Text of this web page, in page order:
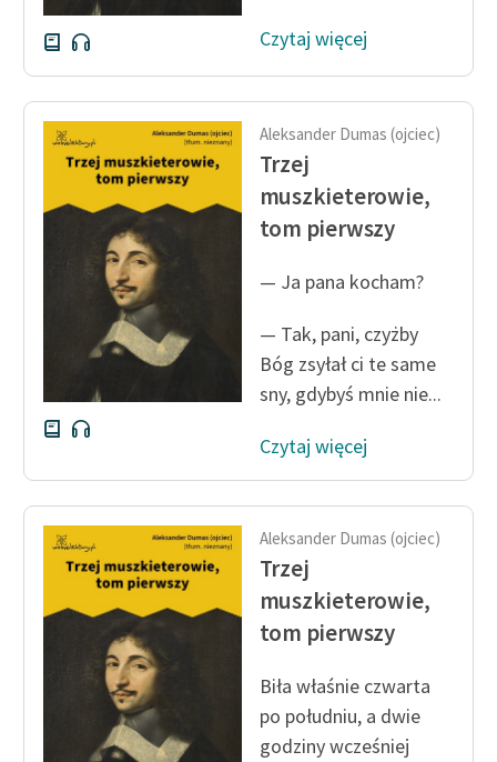
Logotypy
Materiały promocyjne
Polityka prywatności
Regulamin biblioteki
Dane fundacji i
sprawozdania finansowe
Regulamin darowizn
Informacja o treściach
wrażliwych
Deklaracja dostępności
Czytaj więcej
Aleksander Dumas (ojciec)
Trzej
muszkieterowie,
tom pierwszy
— Ja pana kocham?
— Tak, pani, czyżby
Bóg zsyłał ci te same
sny, gdybyś mnie nie...
Czytaj więcej
Aleksander Dumas (ojciec)
Trzej
muszkieterowie,
tom pierwszy
Biła właśnie czwarta
po południu, a dwie
godziny wcześniej